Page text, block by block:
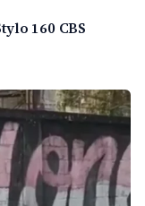
160 CBS